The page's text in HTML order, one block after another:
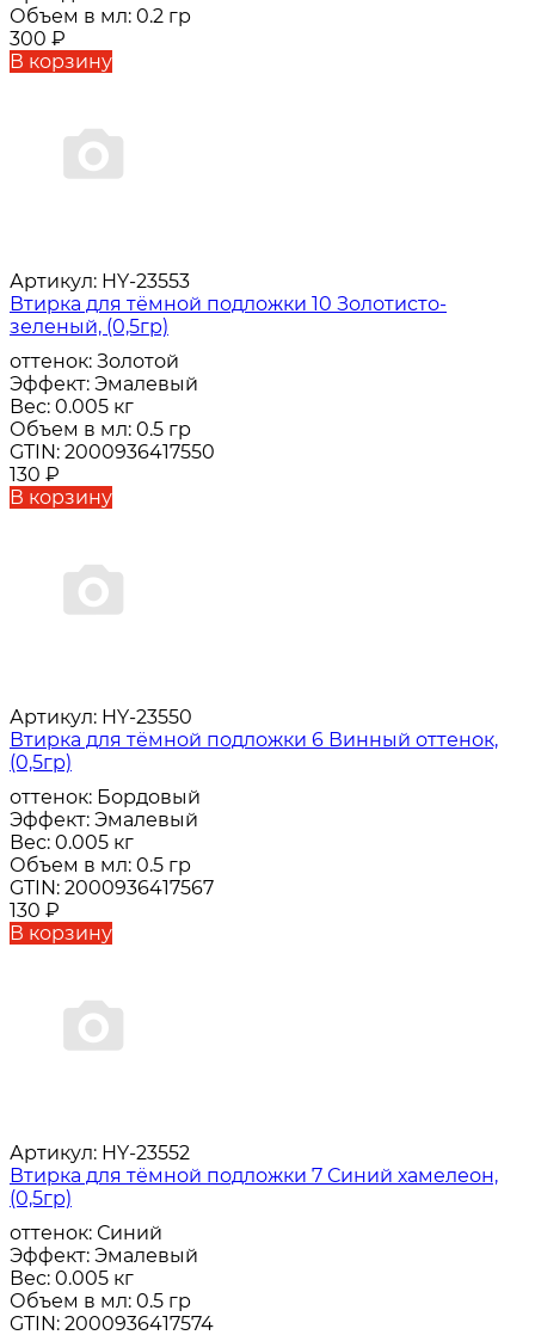
Объем в мл: 0.2 гр
300 ₽
В корзину
Артикул: HY-23553
Втирка для тёмной подложки 10 Золотисто-
зеленый, (0,5гр)
оттенок: Золотой
Эффект: Эмалевый
Вес: 0.005 кг
Объем в мл: 0.5 гр
GTIN: 2000936417550
130 ₽
В корзину
Артикул: HY-23550
Втирка для тёмной подложки 6 Винный оттенок,
(0,5гр)
оттенок: Бордовый
Эффект: Эмалевый
Вес: 0.005 кг
Объем в мл: 0.5 гр
GTIN: 2000936417567
130 ₽
В корзину
Артикул: HY-23552
Втирка для тёмной подложки 7 Синий хамелеон,
(0,5гр)
оттенок: Синий
Эффект: Эмалевый
Вес: 0.005 кг
Объем в мл: 0.5 гр
GTIN: 2000936417574